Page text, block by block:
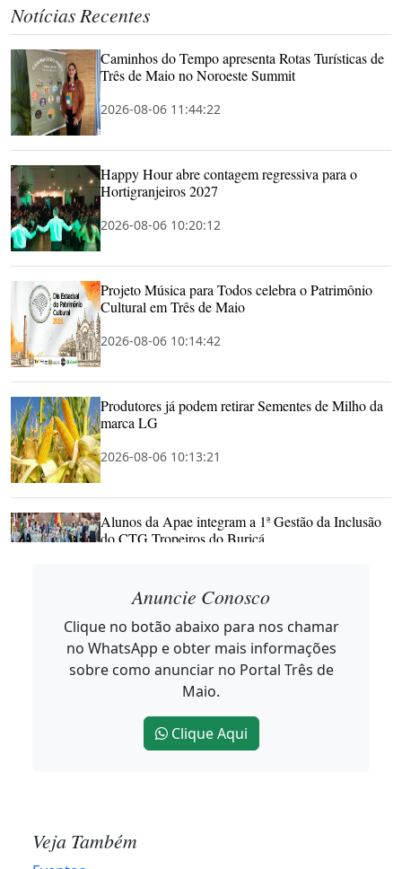
Notícias Recentes
Caminhos do Tempo apresenta Rotas Turísticas de
Três de Maio no Noroeste Summit
2026-08-06 11:44:22
Happy Hour abre contagem regressiva para o
Hortigranjeiros 2027
2026-08-06 10:20:12
Projeto Música para Todos celebra o Patrimônio
Cultural em Três de Maio
2026-08-06 10:14:42
Produtores já podem retirar Sementes de Milho da
marca LG
2026-08-06 10:13:21
Alunos da Apae integram a 1ª Gestão da Inclusão
do CTG Tropeiros do Buricá
Noroeste Summit começa em Horizontina
mostrando que Inovação não tem CEP
2026-08-05 17:06:11
Dia dos Pais deve movimentar R$ 8,52 bilhões e
Anuncie Conosco
Clique no botão abaixo para nos chamar
no WhatsApp e obter mais informações
sobre como anunciar no Portal Três de
Maio.
Clique Aqui
Veja Também